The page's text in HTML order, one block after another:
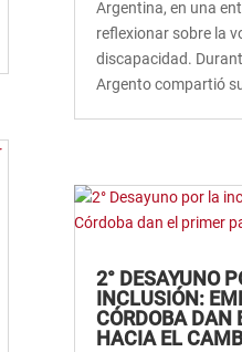
Argentina, en una
reflexionar sobre la
discapacidad.
Argento compartió
2° DESAYUNO
INCLUSIÓN:
CÓRDOBA DAN
HACIA EL